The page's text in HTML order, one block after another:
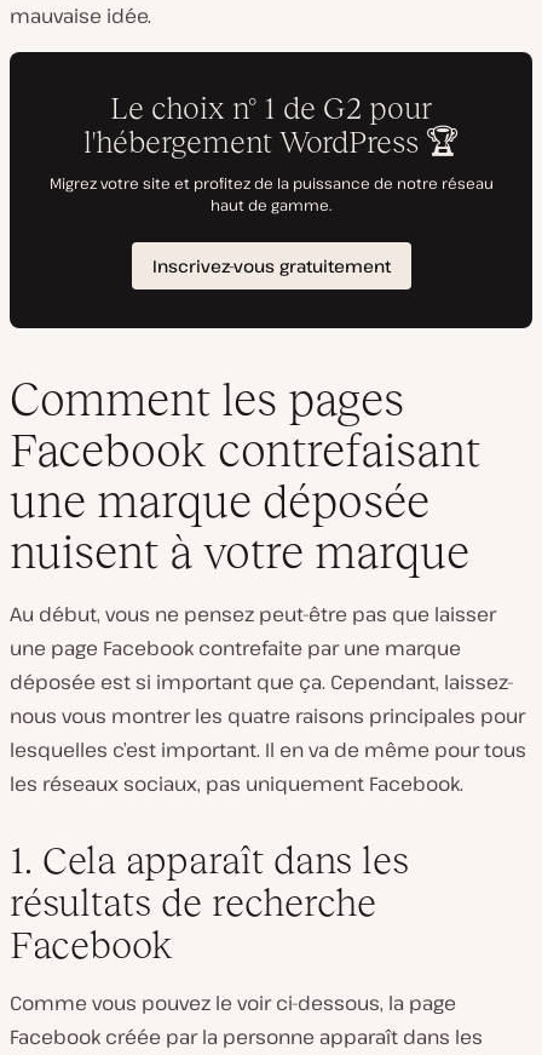
mauvaise idée.
Comment les pages
Facebook contrefaisant
une marque déposée
nuisent à votre marque
Au début, vous ne pensez peut-être pas que laisser
une page Facebook contrefaite par une marque
déposée est si important que ça. Cependant, laissez-
nous vous montrer les quatre raisons principales pour
lesquelles c’est important. Il en va de même pour tous
les réseaux sociaux, pas uniquement Facebook.
1. Cela apparaît dans les
résultats de recherche
Facebook
Comme vous pouvez le voir ci-dessous, la page
Facebook créée par la personne apparaît dans les